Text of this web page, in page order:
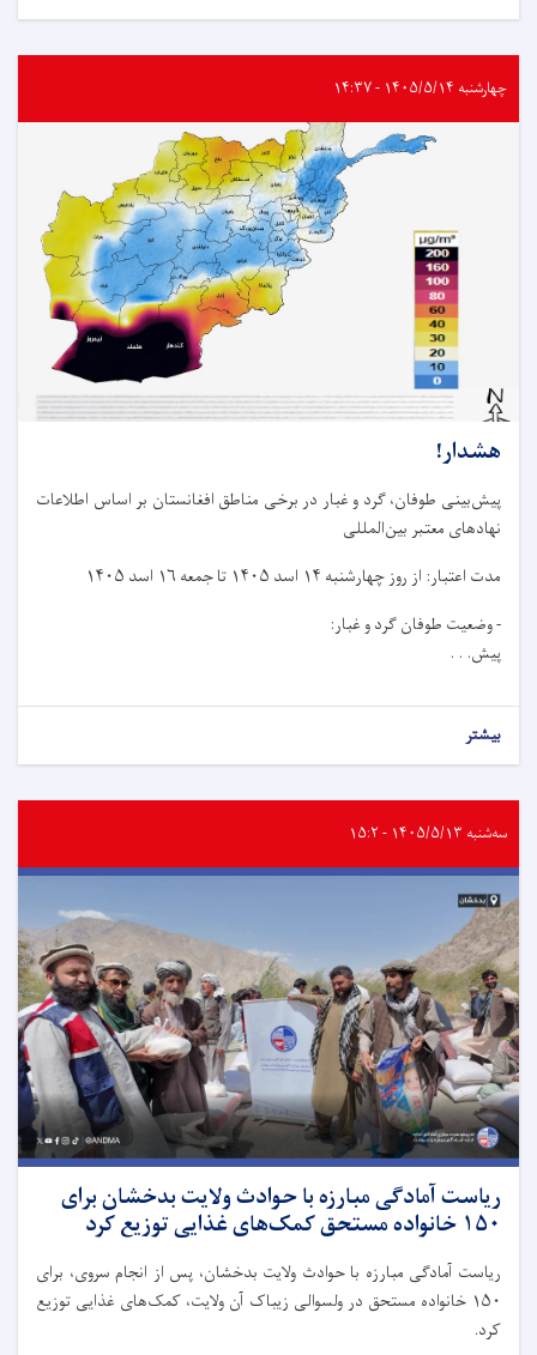
چهارشنبه ۱۴۰۵/۵/۱۴ - ۱۴:۳۷
هشدار!
پیش‌بینی طوفان، گرد و غبار در برخی مناطق افغانستان بر اساس اطلاعات
نهادهای معتبر بین‌المللی
مدت اعتبار: از روز چهار‌شنبه ۱۴ اسد ۱۴۰۵ تا جمعه ۱۶ اسد ۱۴۰۵
- وضعیت طوفان گرد و غبار:
پیش. . .
بیشتر
سه‌شنبه ۱۴۰۵/۵/۱۳ - ۱۵:۲
ریاست آمادگی مبارزه با حوادث ولایت بدخشان برای
۱۵۰ خانواده مستحق کمک‌های غذایی توزیع کرد
ریاست آمادگی مبارزه با حوادث ولایت بدخشان، پس از انجام سروی، برای
۱۵۰ خانواده مستحق در ولسوالی زیباک آن ولایت، کمک‌های غذایی توزیع
کرد.